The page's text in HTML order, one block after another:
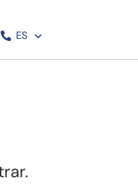
ES